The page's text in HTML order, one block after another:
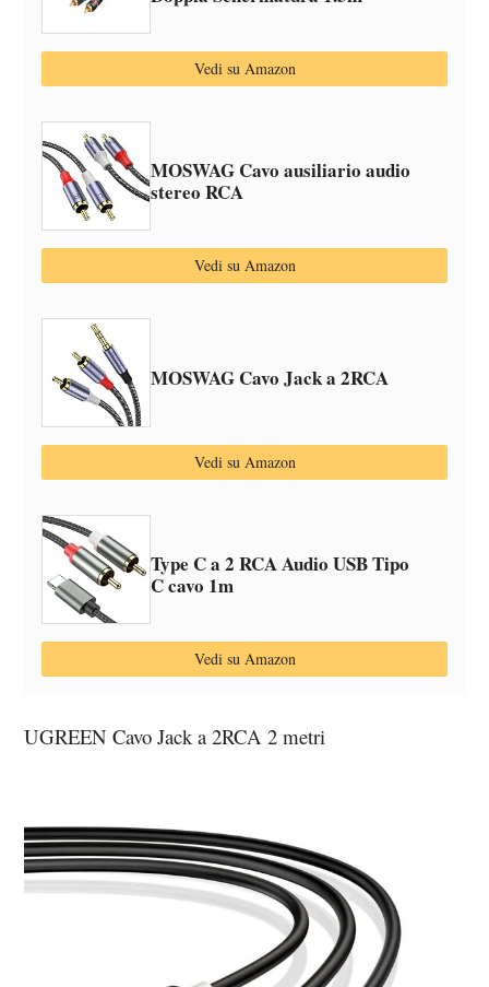
Vedi su Amazon
MOSWAG Cavo ausiliario audio
stereo RCA
Vedi su Amazon
MOSWAG Cavo Jack a 2RCA
Vedi su Amazon
Type C a 2 RCA Audio USB Tipo
C cavo 1m
Vedi su Amazon
UGREEN Cavo Jack a 2RCA 2 metri